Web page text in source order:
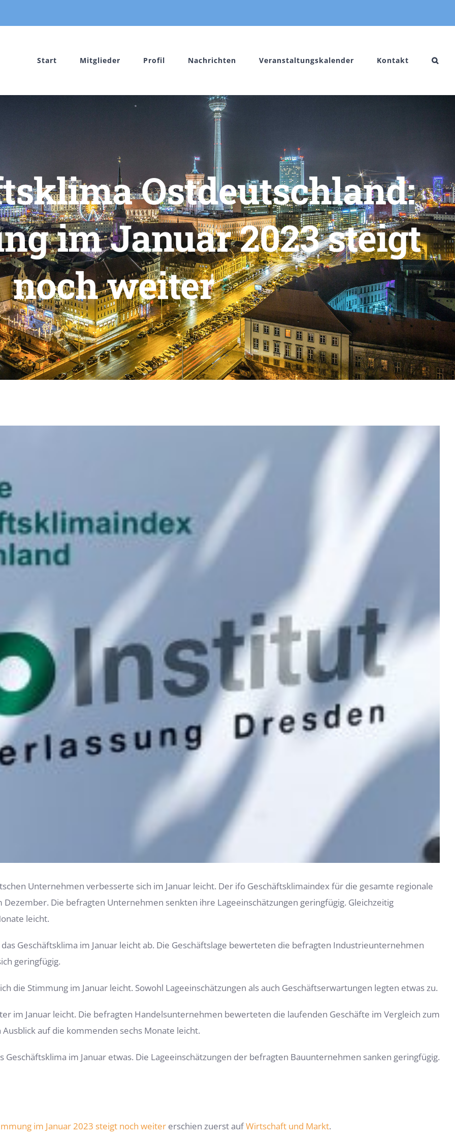
Start Mitglieder Profil Nachrichten Veranstaltungskalender Kontakt
Ostdeutschland:
im Januar 2023 steigt
noch weiter
Unternehmen verbesserte sich im Januar leicht. Der ifo Geschäftsklimaindex für die gesamte regionale
Die befragten Unternehmen senkten ihre Lageeinschätzungen geringfügig. Gleichzeitig
leicht.
Geschäftsklima im Januar leicht ab. Die Geschäftslage bewerteten die befragten Industrieunternehmen
geringfügig.
die Stimmung im Januar leicht. Sowohl Lageeinschätzungen als auch Geschäftserwartungen legten etwas zu.
im Januar leicht. Die befragten Handelsunternehmen bewerteten die laufenden Geschäfte im Vergleich zum
auf die kommenden sechs Monate leicht.
Geschäftsklima im Januar etwas. Die Lageeinschätzungen der befragten Bauunternehmen sanken geringfügig.
im Januar 2023 steigt noch weiter erschien zuerst aufWirtschaft und Markt.